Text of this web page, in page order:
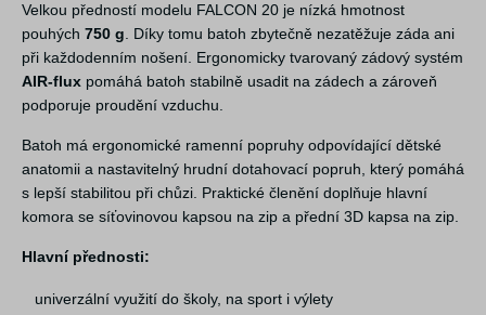
Velkou předností modelu FALCON 20 je nízká hmotnost
pouhých 750 g. Díky tomu batoh zbytečně nezatěžuje záda ani
při každodenním nošení. Ergonomicky tvarovaný zádový systém
AIR-flux pomáhá batoh stabilně usadit na zádech a zároveň
podporuje proudění vzduchu.
Batoh má ergonomické ramenní popruhy odpovídající dětské
anatomii a nastavitelný hrudní dotahovací popruh, který pomáhá
s lepší stabilitou při chůzi. Praktické členění doplňuje hlavní
komora se síťovinovou kapsou na zip a přední 3D kapsa na zip.
Hlavní přednosti:
univerzální využití do školy, na sport i výlety